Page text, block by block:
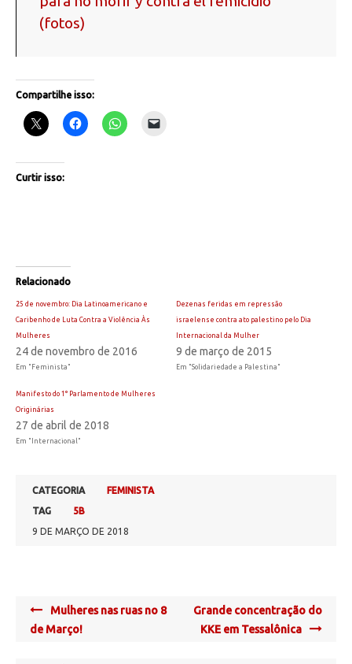
(fotos)
Compartilhe isso:
Curtir isso:
Relacionado
25 de novembro: Dia Latinoamericano e
Caribenho de Luta Contra a Violência Às
Mulheres
24 de novembro de 2016
Em "Feminista"
Dezenas feridas em repressão
israelense contra ato palestino pelo Dia
Internacional da Mulher
9 de março de 2015
Em "Solidariedade a Palestina"
Manifesto do 1° Parlamento de Mulheres
Originárias
27 de abril de 2018
Em "Internacional"
CATEGORIA
FEMINISTA
TAG
5B
9 DE MARÇO DE 2018
Post
navigation
Mulheres nas ruas no 8
de Março!
Grande concentração do
KKE em Tessalônica